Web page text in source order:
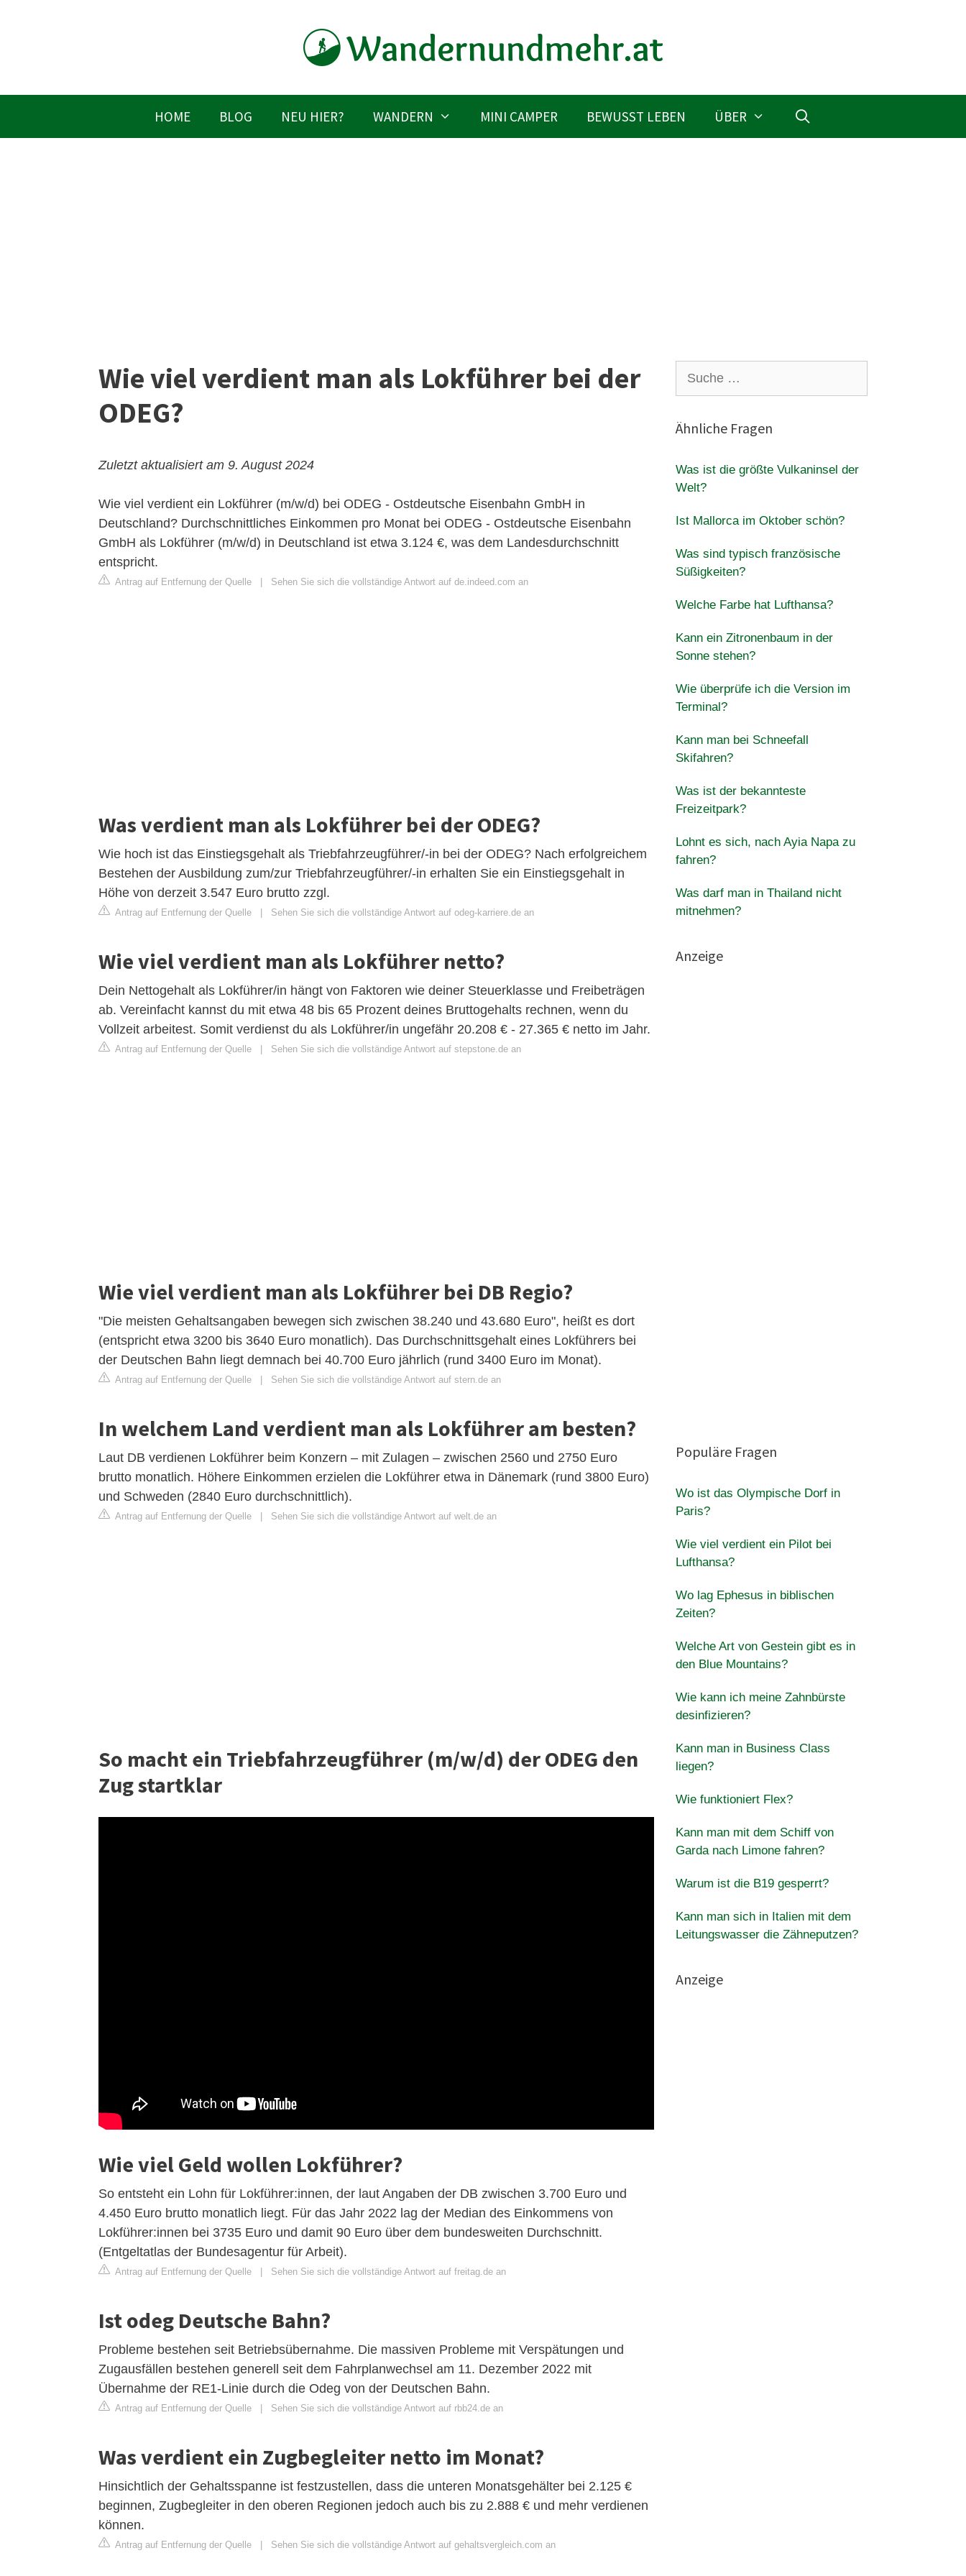
HOME BLOG NEU HIER? WANDERN MINI CAMPER BEWUSST LEBEN ÜBER
Wie viel verdient man als Lokführer bei der
ODEG?
Zuletzt aktualisiert am 9. August 2024
Wie viel verdient ein Lokführer (m/w/d) bei ODEG - Ostdeutsche Eisenbahn GmbH in
Deutschland? Durchschnittliches Einkommen pro Monat bei ODEG - Ostdeutsche Eisenbahn
GmbH als Lokführer (m/w/d) in Deutschland ist etwa 3.124 €, was dem Landesdurchschnitt
entspricht.
Antrag auf Entfernung der Quelle Sehen Sie sich die vollständige Antwort auf de.indeed.com an
Was verdient man als Lokführer bei der ODEG?
Wie hoch ist das Einstiegsgehalt als Triebfahrzeugführer/-in bei der ODEG? Nach erfolgreichem
Bestehen der Ausbildung zum/zur Triebfahrzeugführer/-in erhalten Sie ein Einstiegsgehalt in
Höhe von derzeit 3.547 Euro brutto zzgl.
Antrag auf Entfernung der Quelle Sehen Sie sich die vollständige Antwort auf odeg-karriere.de an
Wie viel verdient man als Lokführer netto?
Dein Nettogehalt als Lokführer/in hängt von Faktoren wie deiner Steuerklasse und Freibeträgen
ab. Vereinfacht kannst du mit etwa 48 bis 65 Prozent deines Bruttogehalts rechnen, wenn du
Vollzeit arbeitest. Somit verdienst du als Lokführer/in ungefähr 20.208 € - 27.365 € netto im Jahr.
Antrag auf Entfernung der Quelle Sehen Sie sich die vollständige Antwort auf stepstone.de an
Wie viel verdient man als Lokführer bei DB Regio?
"Die meisten Gehaltsangaben bewegen sich zwischen 38.240 und 43.680 Euro", heißt es dort
(entspricht etwa 3200 bis 3640 Euro monatlich). Das Durchschnittsgehalt eines Lokführers bei
der Deutschen Bahn liegt demnach bei 40.700 Euro jährlich (rund 3400 Euro im Monat).
Antrag auf Entfernung der Quelle Sehen Sie sich die vollständige Antwort auf stern.de an
In welchem Land verdient man als Lokführer am besten?
Laut DB verdienen Lokführer beim Konzern – mit Zulagen – zwischen 2560 und 2750 Euro
brutto monatlich. Höhere Einkommen erzielen die Lokführer etwa in Dänemark (rund 3800 Euro)
und Schweden (2840 Euro durchschnittlich).
Antrag auf Entfernung der Quelle Sehen Sie sich die vollständige Antwort auf welt.de an
So macht ein Triebfahrzeugführer (m/w/d) der ODEG den
Zug startklar
Wie viel Geld wollen Lokführer?
So entsteht ein Lohn für Lokführer:innen, der laut Angaben der DB zwischen 3.700 Euro und
4.450 Euro brutto monatlich liegt. Für das Jahr 2022 lag der Median des Einkommens von
Lokführer:innen bei 3735 Euro und damit 90 Euro über dem bundesweiten Durchschnitt.
(Entgeltatlas der Bundesagentur für Arbeit).
Antrag auf Entfernung der Quelle | Sehen Sie sich die vollständige Antwort auf freitag.de an
Ist odeg Deutsche Bahn?
Probleme bestehen seit Betriebsübernahme. Die massiven Probleme mit Verspätungen und
Zugausfällen bestehen generell seit dem Fahrplanwechsel am 11. Dezember 2022 mit
Übernahme der RE1-Linie durch die Odeg von der Deutschen Bahn.
Antrag auf Entfernung der Quelle | Sehen Sie sich die vollständige Antwort auf rbb24.de an
Was verdient ein Zugbegleiter netto im Monat?
Hinsichtlich der Gehaltsspanne ist festzustellen, dass die unteren Monatsgehälter bei 2.125 €
beginnen, Zugbegleiter in den oberen Regionen jedoch auch bis zu 2.888 € und mehr verdienen
können.
Antrag auf Entfernung der Quelle | Sehen Sie sich die vollständige Antwort auf gehaltsvergleich.com an
nach:
Ähnliche Fragen
Was ist die größte Vulkaninsel der
Welt?
Ist Mallorca im Oktober schön?
Was sind typisch französische
Süßigkeiten?
Welche Farbe hat Lufthansa?
Kann ein Zitronenbaum in der
Sonne stehen?
Wie überprüfe ich die Version im
Terminal?
Kann man bei Schneefall
Skifahren?
Was ist der bekannteste
Freizeitpark?
Lohnt es sich, nach Ayia Napa zu
fahren?
Was darf man in Thailand nicht
mitnehmen?
Anzeige
Populäre Fragen
Wo ist das Olympische Dorf in
Paris?
Wie viel verdient ein Pilot bei
Lufthansa?
Wo lag Ephesus in biblischen
Zeiten?
Welche Art von Gestein gibt es in
den Blue Mountains?
Wie kann ich meine Zahnbürste
desinfizieren?
Kann man in Business Class
liegen?
Wie funktioniert Flex?
Kann man mit dem Schiff von
Garda nach Limone fahren?
Warum ist die B19 gesperrt?
Kann man sich in Italien mit dem
Leitungswasser die Zähneputzen?
Anzeige